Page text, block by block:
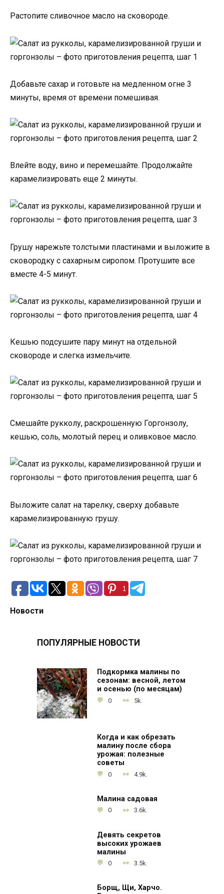
Растопите сливочное масло на сковороде.
Добавьте сахар и готовьте на медленном огне 3
минуты, время от времени помешивая.
Влейте воду, вино и перемешайте. Продолжайте
карамелизировать еще 2 минуты.
Грушу нарежьте толстыми пластинами и выложите в
сковородку с сахарным сиропом. Протушите все
вместе 4-5 минут.
Кешью подсушите пару минут на отдельной
сковороде и слегка измельчите.
Смешайте рукколу, раскрошенную Горгонзолу,
кешью, соль, молотый перец и оливковое масло.
Выложите салат на тарелку, сверху добавьте
карамелизированную грушу.
1
Новости
ПОПУЛЯРНЫЕ НОВОСТИ
Подкормка малины по
сезонам: весной, летом
и осенью (по месяцам)
0 5k.
Когда и как обрезать
малину после сбора
урожая: полезные
советы
0 4.9k.
Малина садовая
0 3.6k.
Девять секретов
высоких урожаев
малины
0 3.5k.
Борщ, Щи, Харчо.